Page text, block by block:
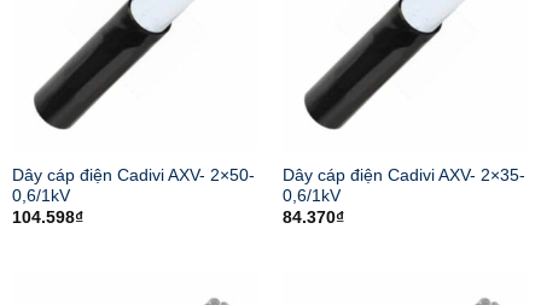
Dây cáp điện Cadivi AXV- 2×50-
0,6/1kV
104.598₫
Dây cáp điện Cadivi AXV- 2×35-
0,6/1kV
84.370₫